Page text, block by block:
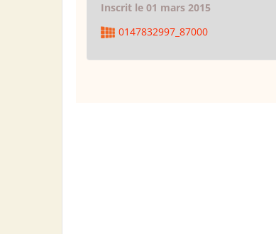
Inscrit le 01 mars 2015
0147832997_87000